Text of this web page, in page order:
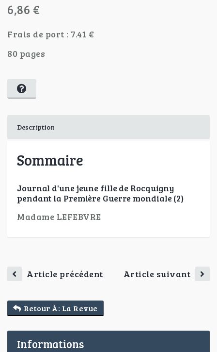
Informations
6,86 €
Frais de port : 7.41 €
80 pages
Description
Sommaire
Journal d'une jeune fille de Rocquigny
pendant la Première Guerre mondiale (2)
Madame LEFEBVRE
Article précédent Article suivant
Retour À: La Revue